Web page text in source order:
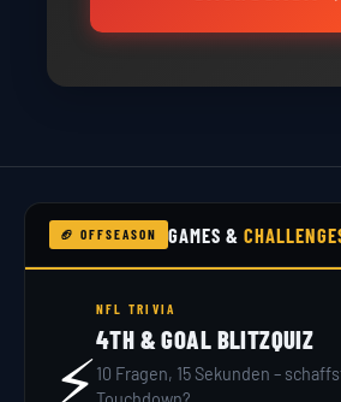
🏈 OFFSEASON GAMES &
🏟️
NFL DRAFT 2026
DRAFT SIMULATOR
32 Teams, 7 Runden – du